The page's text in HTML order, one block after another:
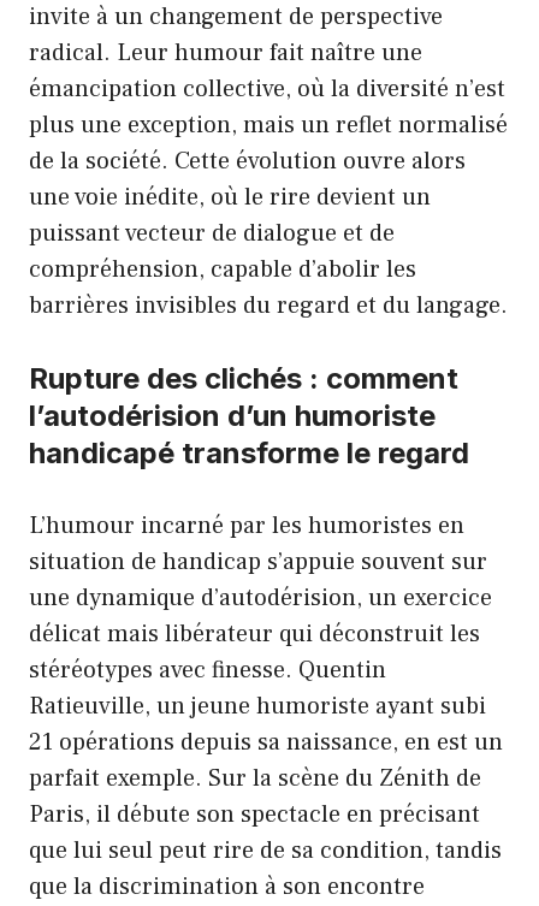
invite à un changement de perspective
radical. Leur humour fait naître une
émancipation collective, où la diversité n’est
plus une exception, mais un reflet normalisé
de la société. Cette évolution ouvre alors
une voie inédite, où le rire devient un
puissant vecteur de dialogue et de
compréhension, capable d’abolir les
barrières invisibles du regard et du langage.
Rupture des clichés : comment
l’autodérision d’un humoriste
handicapé transforme le regard
L’humour incarné par les humoristes en
situation de handicap s’appuie souvent sur
une dynamique d’autodérision, un exercice
délicat mais libérateur qui déconstruit les
stéréotypes avec finesse. Quentin
Ratieuville, un jeune humoriste ayant subi
21 opérations depuis sa naissance, en est un
parfait exemple. Sur la scène du Zénith de
Paris, il débute son spectacle en précisant
que lui seul peut rire de sa condition, tandis
que la discrimination à son encontre